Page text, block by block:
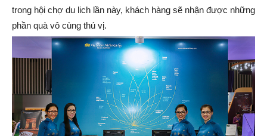
trong hội chợ du lich lần này, khách hàng sẽ nhận được những
phần quà vô cùng thú vị.